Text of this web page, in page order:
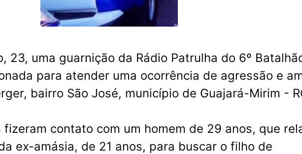
23, uma guarnição da Rádio Patrulha do 6º
para atender uma ocorrência de agressão e
bairro São José, município de Guajará-Mirim -
fizeram contato com um homem de 29 anos, que
ex-amásia, de 21 anos, para buscar o filho de